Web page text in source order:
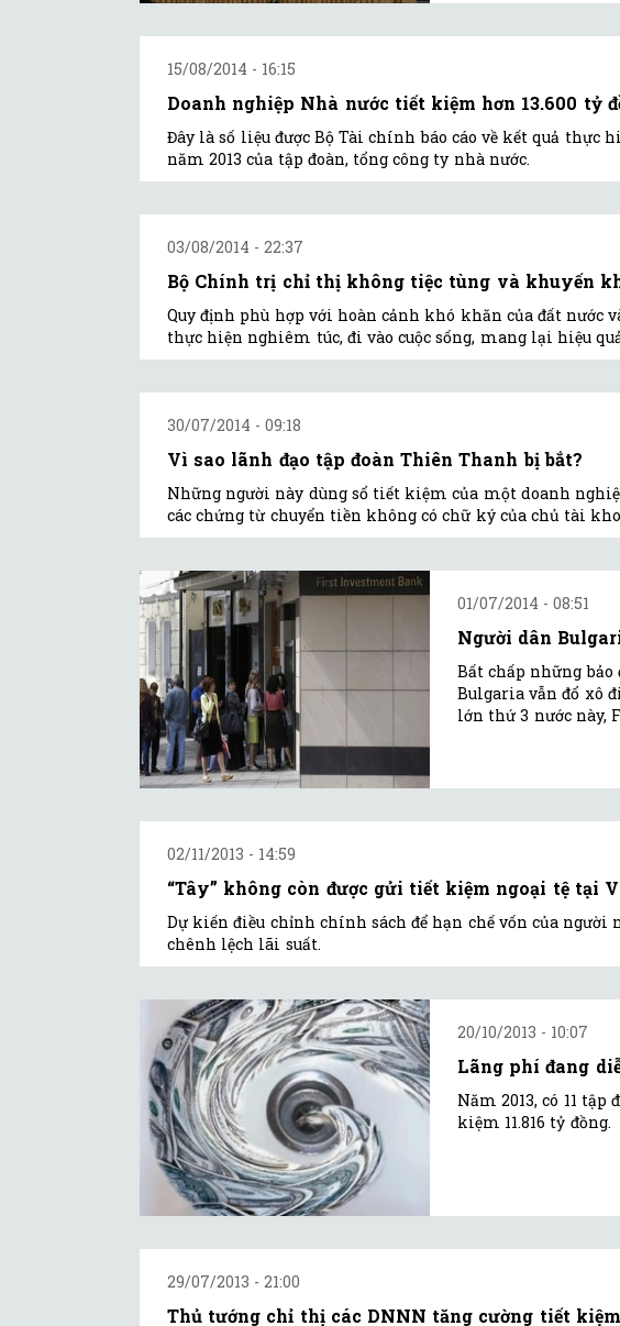
15/08/2014 - 16:15
Doanh nghiệp Nhà nước tiết kiệm hơn 13.600 tỷ
Đây là số liệu được Bộ Tài chính báo cáo về kết quả
năm 2013 của tập đoàn, tổng công ty nhà nước.
03/08/2014 - 22:37
Bộ Chính trị chỉ thị không tiệc tùng và khuyến
Quy định phù hợp với hoàn cảnh khó khăn của đất nước
thực hiện nghiêm túc, đi vào cuộc sống, mang lại hiệu
30/07/2014 - 09:18
Vì sao lãnh đạo tập đoàn Thiên Thanh bị bắt?
Những người này dùng sổ tiết kiệm của một doanh
các chứng từ chuyển tiền không có chữ ký của chủ tài
01/07/2014 - 08:51
Người dân
Bất chấp những
Bulgaria vẫn đổ xô
lớn thứ 3 nước này,
02/11/2013 - 14:59
“Tây” không còn được gửi tiết kiệm ngoại tệ tại
Dự kiến điều chỉnh chính sách để hạn chế vốn của người
chênh lệch lãi suất.
20/10/2013 - 10:07
Lãng phí đang
Năm 2013, có 11
kiệm 11.816 tỷ đồng.
29/07/2013 - 21:00
Thủ tướng chỉ thị các DNNN tăng cường tiết kiệm